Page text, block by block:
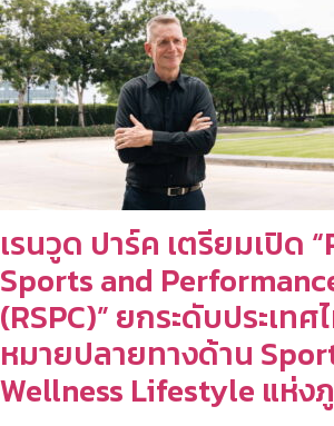
เรนวูด ปาร์ค เตรียมเปิด
Sports and
(RSPC)” ยกระดับประเท
หมายปลายทางด้าน
Wellness Lifestyle แห่ง